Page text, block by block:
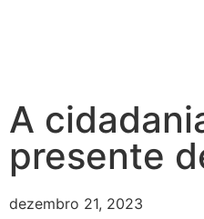
A
presente
dezembro 21, 2023